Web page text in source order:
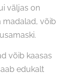
väljas on
madalad, võib
võib kaasas
edukalt